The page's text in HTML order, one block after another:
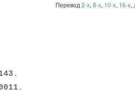
Перевод 2-х, 8-х, 10-х, 16-х,
.
.